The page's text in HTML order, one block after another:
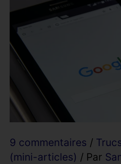
9 commentaires /
(mini-articles) / Par